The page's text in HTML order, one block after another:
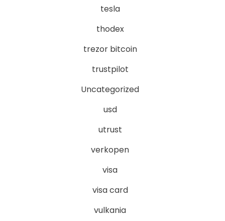
tesla
thodex
trezor bitcoin
trustpilot
Uncategorized
usd
utrust
verkopen
visa
visa card
vulkania